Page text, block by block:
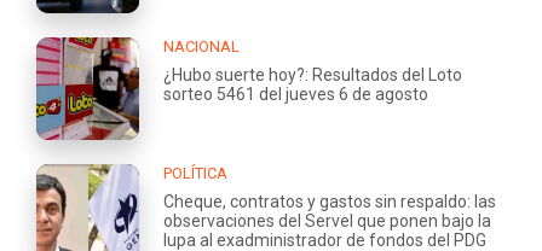
NACIONAL
¿Hubo suerte hoy?: Resultados del Loto
sorteo 5461 del jueves 6 de agosto
POLÍTICA
Cheque, contratos y gastos sin respaldo: las
observaciones del Servel que ponen bajo la
lupa al exadministrador de fondos del PDG